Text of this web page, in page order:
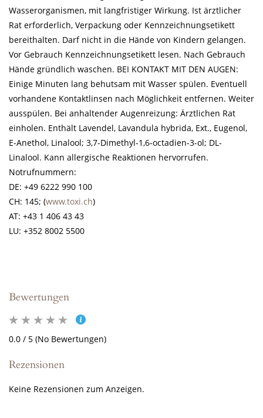
Wasserorganismen, mit langfristiger Wirkung. Ist ärztlicher
Rat erforderlich, Verpackung oder Kennzeichnungsetikett
bereithalten. Darf nicht in die Hände von Kindern gelangen.
Vor Gebrauch Kennzeichnungsetikett lesen. Nach Gebrauch
Hände gründlich waschen. BEI KONTAKT MIT DEN AUGEN:
Einige Minuten lang behutsam mit Wasser spülen. Eventuell
vorhandene Kontaktlinsen nach Möglichkeit entfernen. Weiter
ausspülen. Bei anhaltender Augenreizung: Ärztlichen Rat
einholen. Enthält Lavendel, Lavandula hybrida, Ext., Eugenol,
E-Anethol, Linalool; 3,7-Dimethyl-1,6-octadien-3-ol; DL-
Linalool. Kann allergische Reaktionen hervorrufen.
Notrufnummern:
DE: +49 6222 990 100
CH: 145; (www.toxi.ch)
AT: +43 1 406 43 43
LU: +352 8002 5500
Bewertungen
0.0 / 5 (No Bewertungen)
Rezensionen
Keine Rezensionen zum Anzeigen.